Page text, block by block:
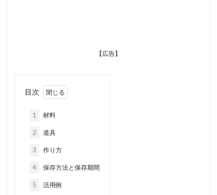
【広告】
目次
1 材料
2 道具
3 作り方
4 保存方法と保存期間
5 活用例